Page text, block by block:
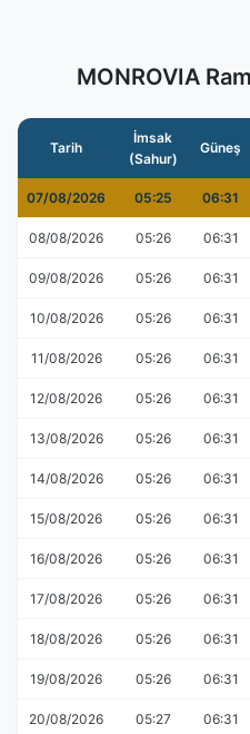
MONROVIA
Tarih
İmsak
(Sahur)
Güneş
07/08/2026 05:25 06:31
08/08/2026 05:26 06:31
09/08/2026 05:26 06:31
10/08/2026 05:26 06:31
11/08/2026 05:26 06:31
12/08/2026 05:26 06:31
13/08/2026 05:26 06:31
14/08/2026 05:26 06:31
15/08/2026 05:26 06:31
16/08/2026 05:26 06:31
17/08/2026 05:26 06:31
18/08/2026 05:26 06:31
19/08/2026 05:26 06:31
20/08/2026 05:27 06:31